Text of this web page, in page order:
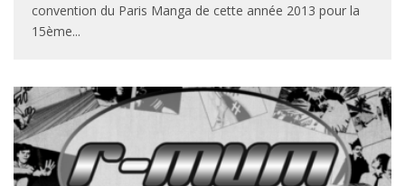
convention du Paris Manga de cette année 2013 pour la
15ème...